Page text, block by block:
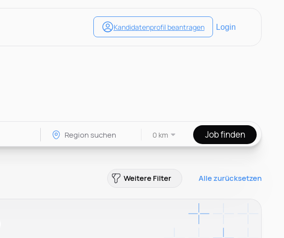
0 km Job finden
Weitere Filter Alle zurücksetzen